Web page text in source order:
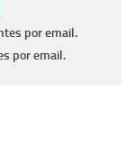
por email.
por email.